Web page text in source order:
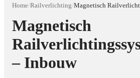
Home/Railverlichting/
Magnetisch
– Inbouw